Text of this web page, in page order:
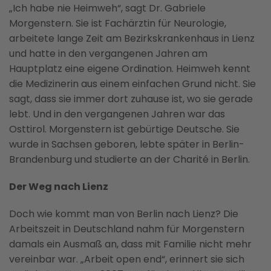
„Ich habe nie Heimweh“, sagt Dr. Gabriele
Morgenstern. Sie ist Fachärztin für Neurologie,
arbeitete lange Zeit am Bezirkskrankenhaus in Lienz
und hatte in den vergangenen Jahren am
Hauptplatz eine eigene Ordination. Heimweh kennt
die Medizinerin aus einem einfachen Grund nicht. Sie
sagt, dass sie immer dort zuhause ist, wo sie gerade
lebt. Und in den vergangenen Jahren war das
Osttirol. Morgenstern ist gebürtige Deutsche. Sie
wurde in Sachsen geboren, lebte später in Berlin-
Brandenburg und studierte an der Charité in Berlin.
Der Weg nach Lienz
Doch wie kommt man von Berlin nach Lienz? Die
Arbeitszeit in Deutschland nahm für Morgenstern
damals ein Ausmaß an, dass mit Familie nicht mehr
vereinbar war. „Arbeit open end“, erinnert sie sich